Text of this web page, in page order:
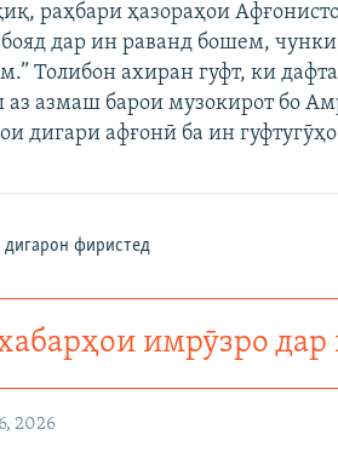
раҳбари ҳазораҳои
дар ин раванд бошем,
Толибон ахиран гуфт, ки
азмаш барои музокирот бо
дигари афғонӣ ба ин
дигарон фиристед
имрӯзро дар
2026